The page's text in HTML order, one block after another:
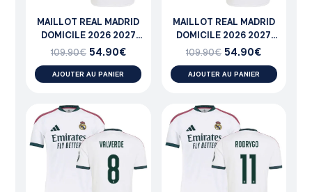
MAILLOT REAL MADRID
DOMICILE 2026 2027
ALABA
109.90€ 54.90€
AJOUTER AU PANIER
MAILLOT REAL MADRID
DOMICILE 2026 2027
CAMAVINGA
109.90€ 54.90€
AJOUTER AU PANIER